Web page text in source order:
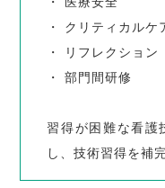
・ 医療安全
・ クリティカルケ
・ リフレクション
・ 部門間研修
習得が困難な看護
し、技術習得を補完